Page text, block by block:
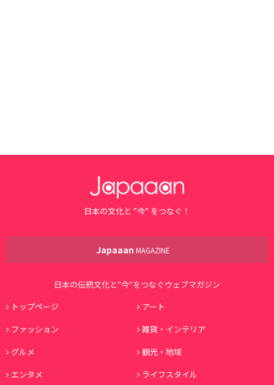
日本の文化と ”今” をつなぐ！
Japaaan MAGAZINE
日本の伝統文化と"今"をつなぐウェブマガジン
トップページ
アート
ファッション
雑貨・インテリア
グルメ
観光・地域
エンタメ
ライフスタイル